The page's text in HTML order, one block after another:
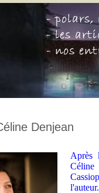
Denjean
Après
l'auteur.